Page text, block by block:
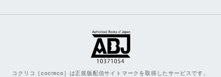
コクリコ［cocreco］は正規版配信サイトマークを取得したサービスです。